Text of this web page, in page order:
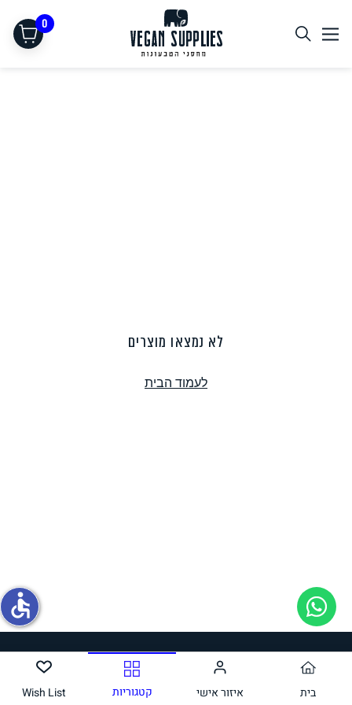
0
תחליפי ביצה
לא נמצאו מוצרים
לעמוד הבית
ממרחים ורטבים
בית איזור אישי קטגוריות Wish List
accessible